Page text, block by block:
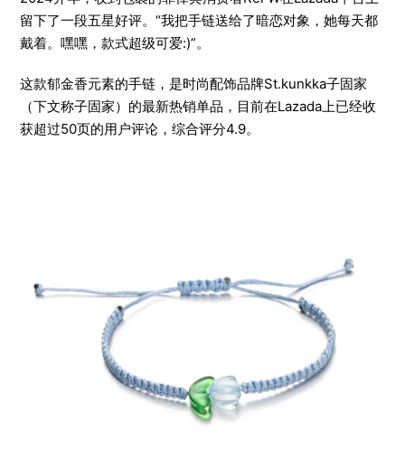
留下了一段五星好评。“我把手链送给了暗恋对象，她每天都
戴着。嘿嘿，款式超级可爱:)”。
这款郁金香元素的手链，是时尚配饰品牌St.kunkka子固家
（下文称子固家）的最新热销单品，目前在Lazada上已经收
获超过50页的用户评论，综合评分4.9。